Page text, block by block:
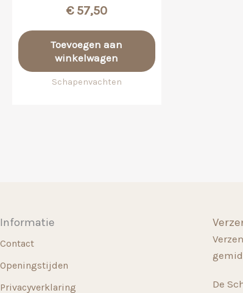
€57,50
Toevoegen aan
winkelwagen
Schapenvachten
Informatie
Contact
Openingstijden
Privacyverklaring
De